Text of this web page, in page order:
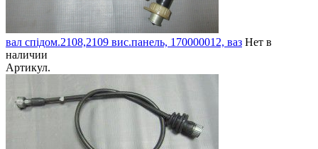
вал спідом.2108,2109 вис.панель, 170000012, ваз Нет в
наличии
Артикул.